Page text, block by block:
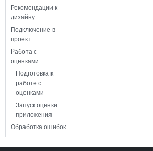
Рекомендации к
дизайну
Подключение в
проект
Работа с
оценками
Подготовка к
работе с
оценками
Запуск оценки
приложения
Обработка ошибок